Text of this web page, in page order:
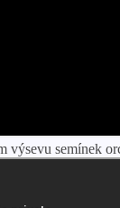
výsevu semínek